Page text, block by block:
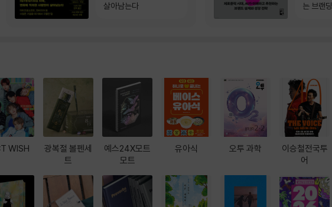
살아남는다
는 브랜딩
WISH
광복절 볼펜세
트
예스24X모트
모트
유아식 오투 과학
이승철전국투
어